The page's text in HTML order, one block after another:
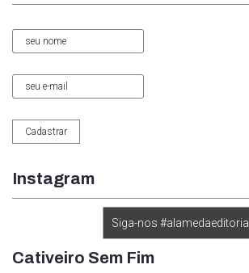
Instagram
Siga-nos #alamedaeditorial
Cativeiro Sem Fim